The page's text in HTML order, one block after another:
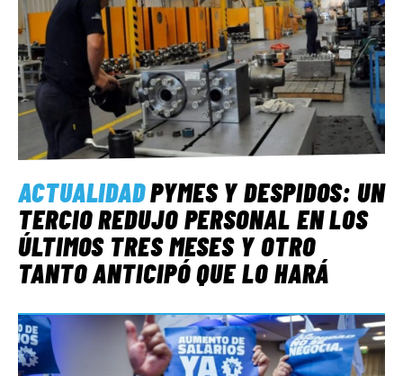
ACTUALIDADPYMES Y DESPIDOS: UN
TERCIO REDUJO PERSONAL EN LOS
ÚLTIMOS TRES MESES Y OTRO
TANTO ANTICIPÓ QUE LO HARÁ